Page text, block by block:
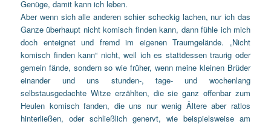
Genüge, damit kann ich leben.
Aber wenn sich alle anderen schier scheckig lachen, nur ich das
Ganze überhaupt nicht komisch finden kann, dann fühle ich mich
doch enteignet und fremd im eigenen Traumgelände. „Nicht
komisch finden kann“ nicht, weil ich es stattdessen traurig oder
gemein fände, sondern so wie früher, wenn meine kleinen Brüder
einander und uns stunden-, tage- und wochenlang
selbstausgedachte Witze erzählten, die sie ganz offenbar zum
Heulen komisch fanden, die uns nur wenig Ältere aber ratlos
hinterließen, oder schließlich genervt, wie beispielsweise am